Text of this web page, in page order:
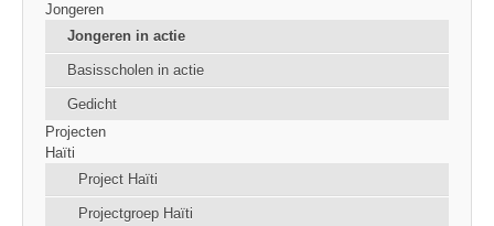
Jongeren
Jongeren in actie
Basisscholen in actie
Gedicht
Projecten
Haïti
Project Haïti
Projectgroep Haïti